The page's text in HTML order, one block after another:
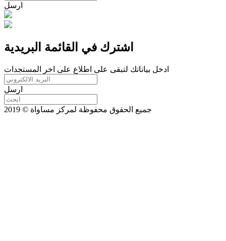
ارسل
اشترك في القائمة البريدية
ادخل بياناتك لتبقى على اطلاع على اخر المستجدات
ارسل
جميع الحقوق محفوظة لمركز مساواة © 2019